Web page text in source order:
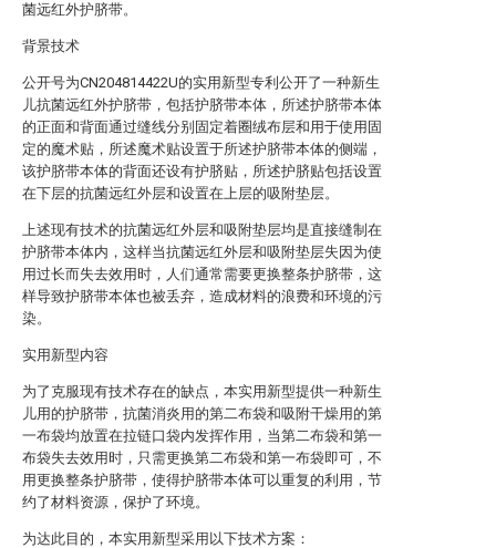
菌远红外护脐带。
背景技术
公开号为CN204814422U的实用新型专利公开了一种新生
儿抗菌远红外护脐带，包括护脐带本体，所述护脐带本体
的正面和背面通过缝线分别固定着圈绒布层和用于使用固
定的魔术贴，所述魔术贴设置于所述护脐带本体的侧端，
该护脐带本体的背面还设有护脐贴，所述护脐贴包括设置
在下层的抗菌远红外层和设置在上层的吸附垫层。
上述现有技术的抗菌远红外层和吸附垫层均是直接缝制在
护脐带本体内，这样当抗菌远红外层和吸附垫层失因为使
用过长而失去效用时，人们通常需要更换整条护脐带，这
样导致护脐带本体也被丢弃，造成材料的浪费和环境的污
染。
实用新型内容
为了克服现有技术存在的缺点，本实用新型提供一种新生
儿用的护脐带，抗菌消炎用的第二布袋和吸附干燥用的第
一布袋均放置在拉链口袋内发挥作用，当第二布袋和第一
布袋失去效用时，只需更换第二布袋和第一布袋即可，不
用更换整条护脐带，使得护脐带本体可以重复的利用，节
约了材料资源，保护了环境。
为达此目的，本实用新型采用以下技术方案：